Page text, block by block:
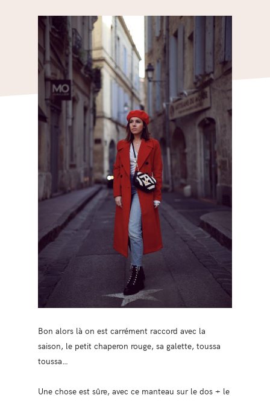
Bon alors là on est carrément raccord avec la
saison, le petit chaperon rouge, sa galette, toussa
toussa…
Une chose est sûre, avec ce manteau sur le dos + le